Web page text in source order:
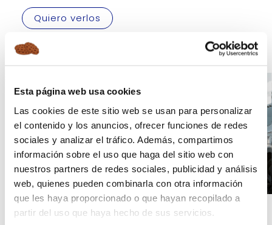
Esta página web usa cookies
Las cookies de este sitio web se usan para personalizar
el contenido y los anuncios, ofrecer funciones de redes
sociales y analizar el tráfico. Además, compartimos
información sobre el uso que haga del sitio web con
nuestros partners de redes sociales, publicidad y análisis
web, quienes pueden combinarla con otra información
que les haya proporcionado o que hayan recopilado a
partir del uso que haya hecho de sus servicios.
Quiero verlos